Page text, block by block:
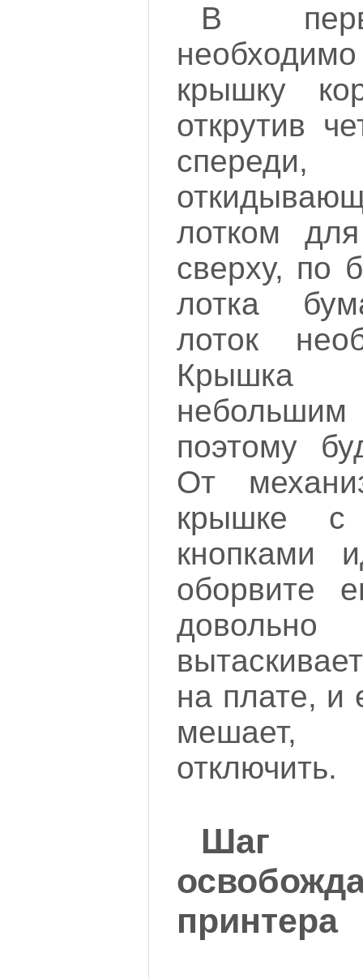
В
крышку
открутив
лотком
сверху, по
лотка
лоток
Крышка
поэтому
От
крышке с
кнопками
оборвите
на плате, и
мешает,
отключить.
Шаг
принтера